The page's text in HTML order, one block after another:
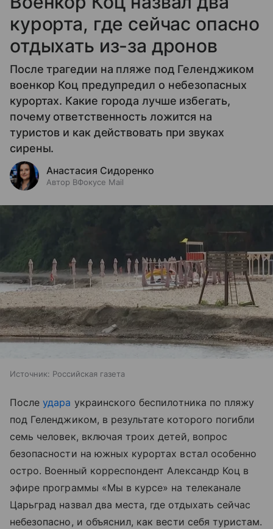
курорта, где сейчас опасно
отдыхать из-за дронов
После трагедии на пляже под Геленджиком
военкор Коц предупредил о небезопасных
курортах. Какие города лучше избегать,
почему ответственность ложится на
туристов и как действовать при звуках
сирены.
Анастасия Сидоренко
Автор ВФокусе Mail
Источник: Российская газета
Послеудара украинского беспилотника по пляжу
под Геленджиком, в результате которого погибли
семь человек, включая троих детей, вопрос
безопасности на южных курортах встал особенно
остро. Военный корреспондент Александр Коц в
эфире программы «Мы в курсе» на телеканале
Царьград назвал два места, где отдыхать сейчас
небезопасно, и объяснил, как вести себя туристам.